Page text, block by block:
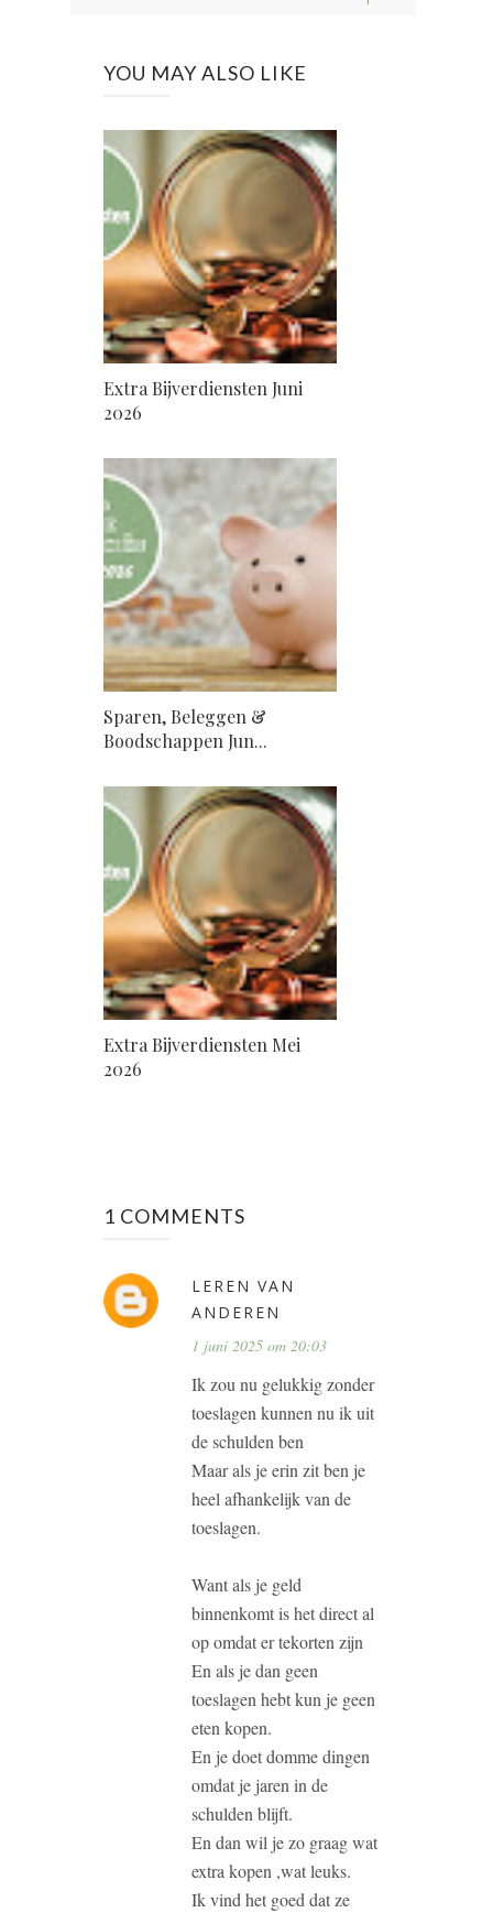
YOU MAY ALSO LIKE
Extra Bijverdiensten Juni
2026
Sparen, Beleggen &
Boodschappen Jun...
Extra Bijverdiensten Mei
2026
1 COMMENTS
LEREN VAN
ANDEREN
1 juni 2025 om 20:03
Ik zou nu gelukkig zonder
toeslagen kunnen nu ik uit
de schulden ben
Maar als je erin zit ben je
heel afhankelijk van de
toeslagen.
Want als je geld
binnenkomt is het direct al
op omdat er tekorten zijn
En als je dan geen
toeslagen hebt kun je geen
eten kopen.
En je doet domme dingen
omdat je jaren in de
schulden blijft.
En dan wil je zo graag wat
extra kopen ,wat leuks.
Ik vind het goed dat ze